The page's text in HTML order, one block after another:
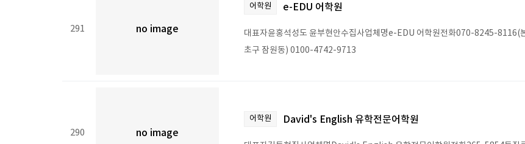
291 no image
어학원 e-EDU 어학원
대표자윤홍석성도 윤부현안수집사업체명e-EDU 어학원전화070-8245-
초구 잠원동) 0100-4742-9713
290 no image
어학원 David's English 유학전문어학원